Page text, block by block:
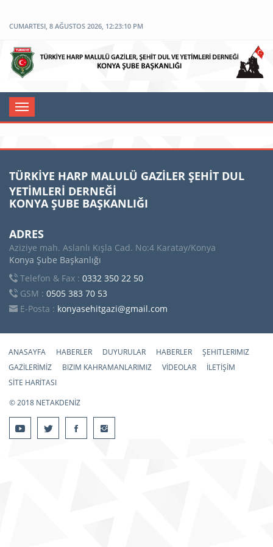
CUMARTESI, 8 AĞUSTOS 2026, 12:23:10 PM
Toggle
navigation
TÜRKİYE HARP MALULÜ GAZİLER ŞEHİT DUL
YETİMLERİ DERNEĞİ
KONYA ŞUBE BAŞKANLIĞI
ADRES
Aziziye mah. Aslanlı Kışla Cad. No:4 Karatay/Konya
Konya Şube Başkanlığı
Telefon & Fax : 0332 350 22 50
GSM : 0505 383 70 53
E-Posta : konyasehitgazi@gmail.com
ANASAYFA HABERLER DUYURULAR HABERLER
ŞEHITLERIMIZ
GAZİLERİMİZ
BIZIM KAHRAMANLARIMIZ VİDEOLAR
İLETİŞİM
SİTE HARİTASI
© 2018 NETAKDENİZ